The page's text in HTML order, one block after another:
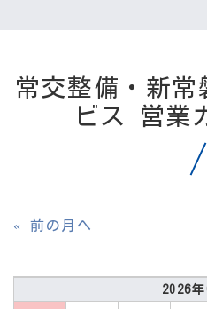
常交整備・新常
ビス 営業
2026年